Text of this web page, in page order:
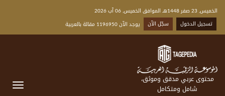
الخميس, 23 صفر 1448هـ الموافق الخميس, 06 آب 2026
تسجيل الدخول
سجّل الآن يوجد الآن 1196950 مقالة بالعربية
محتوى عربي مدقق وموثق،
شامل ومتكامل